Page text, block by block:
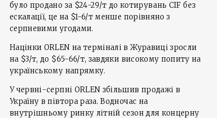
було продано за $24-29/т до котирувань CIF без
ескалації, це на $1-6/т менше порівняно з
серпневими угодами.
Націнки ORLEN на терміналі в Журавиці зросли
на $3/т, до $65-66/т, завдяки високому попиту на
українському напрямку.
У червні-серпні ORLEN збільшив продажі в
Україну в півтора раза. Водночас на
внутрішньому ринку літній сезон для концерну